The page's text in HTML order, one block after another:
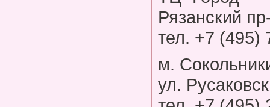
Рязанский
тел. +7 (495)
м.
ул.